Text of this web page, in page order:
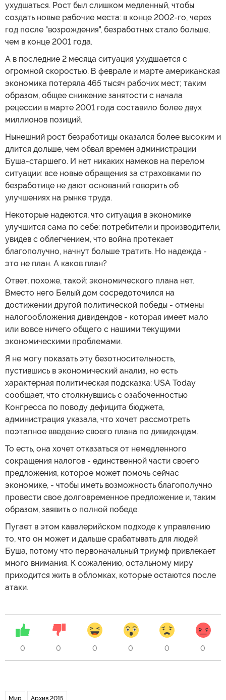
ухудшаться. Рост был слишком медленный, чтобы
создать новые рабочие места: в конце 2002-го, через
год после "возрождения", безработных стало больше,
чем в конце 2001 года.
А в последние 2 месяца ситуация ухудшается с
огромной скоростью. В феврале и марте американская
экономика потеряла 465 тысяч рабочих мест; таким
образом, общее снижение занятости с начала
рецессии в марте 2001 года составило более двух
миллионов позиций.
Нынешний рост безработицы оказался более высоким и
длится дольше, чем обвал времен администрации
Буша-старшего. И нет никаких намеков на перелом
ситуации: все новые обращения за страховками по
безработице не дают оснований говорить об
улучшениях на рынке труда.
Некоторые надеются, что ситуация в экономике
улучшится сама по себе: потребители и производители,
увидев с облегчением, что война протекает
благополучно, начнут больше тратить. Но надежда -
это не план. А каков план?
Ответ, похоже, такой: экономического плана нет.
Вместо него Белый дом сосредоточился на
достижении другой политической победы - отмены
налогообложения дивидендов - которая имеет мало
или вовсе ничего общего с нашими текущими
экономическими проблемами.
Я не могу показать эту безотносительность,
пустившись в экономический анализ, но есть
характерная политическая подсказка: USA Today
сообщает, что столкнувшись с озабоченностью
Конгресса по поводу дефицита бюджета,
администрация указала, что хочет рассмотреть
поэтапное введение своего плана по дивидендам.
То есть, она хочет отказаться от немедленного
сокращения налогов - единственной части своего
предложения, которое может помочь сейчас
экономике, - чтобы иметь возможность благополучно
провести свое долговременное предложение и, таким
образом, заявить о полной победе.
Пугает в этом кавалерийском подходе к управлению
то, что он может и дальше срабатывать для людей
Буша, потому что первоначальный триумф привлекает
много внимания. К сожалению, остальному миру
приходится жить в обломках, которые остаются после
атаки.
0 0 0 0 0 0
Мир Архив 2015